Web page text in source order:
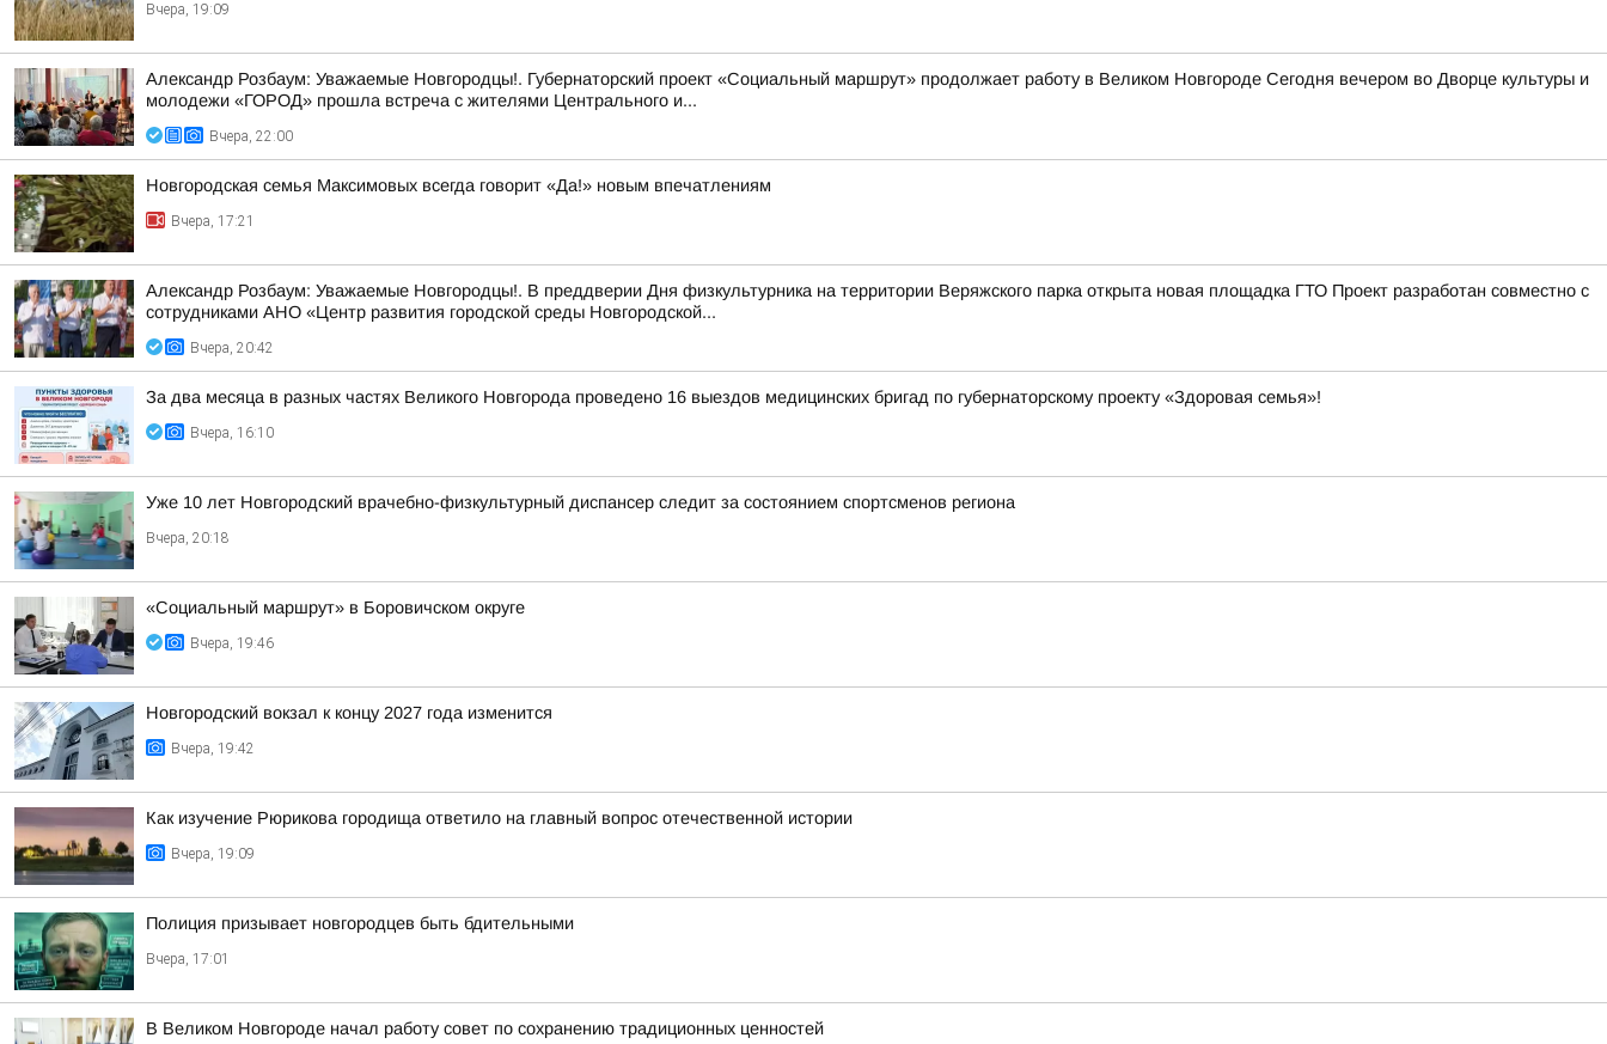
Вчера, 19:09
Александр Розбаум: Уважаемые Новгородцы!. Губернаторский проект «Социальный маршрут» продолжает работу в Великом Новгороде Сегодня вечером во Дворце культуры и
молодежи «ГОРОД» прошла встреча с жителями Центрального и...
Вчера, 22:00
Новгородская семья Максимовых всегда говорит «Да!» новым впечатлениям
Вчера, 17:21
Александр Розбаум: Уважаемые Новгородцы!. В преддверии Дня физкультурника на территории Веряжского парка открыта новая площадка ГТО Проект разработан совместно с
сотрудниками АНО «Центр развития городской среды Новгородской...
Вчера, 20:42
За два месяца в разных частях Великого Новгорода проведено 16 выездов медицинских бригад по губернаторскому проекту «Здоровая семья»!
Вчера, 16:10
Уже 10 лет Новгородский врачебно-физкультурный диспансер следит за состоянием спортсменов региона
Вчера, 20:18
«Социальный маршрут» в Боровичском округе
Вчера, 19:46
Новгородский вокзал к концу 2027 года изменится
Вчера, 19:42
Как изучение Рюрикова городища ответило на главный вопрос отечественной истории
Вчера, 19:09
Полиция призывает новгородцев быть бдительными
Вчера, 17:01
В Великом Новгороде начал работу совет по сохранению традиционных ценностей